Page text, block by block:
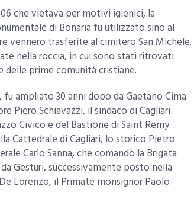
che vietava per motivi igienici, la
di Bonaria fu utilizzato sino al
vennero trasferite al cimitero San Michele.
nella roccia, in cui sono stati ritrovati
prime comunità cristiane.
ampliato 30 anni dopo da Gaetano Cima.
Piero Schiavazzi, il sindaco di Cagliari
Civico e del Bastione di Saint Remy
Cattedrale di Cagliari, lo storico Pietro
Carlo Sanna, che comandò la Brigata
Gesturi, successivamente posto nella
Lorenzo, il Primate monsignor Paolo